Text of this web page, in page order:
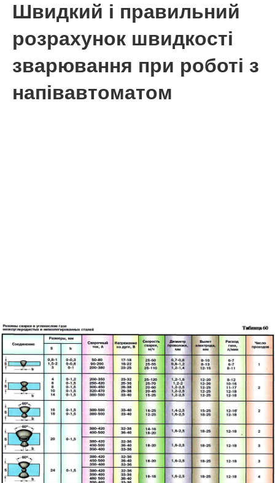
Швидкий і правильний
розрахунок швидкості
зварювання при роботі з
напівавтоматом